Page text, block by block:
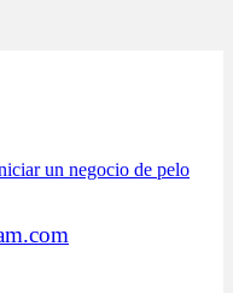
un negocio de pelo